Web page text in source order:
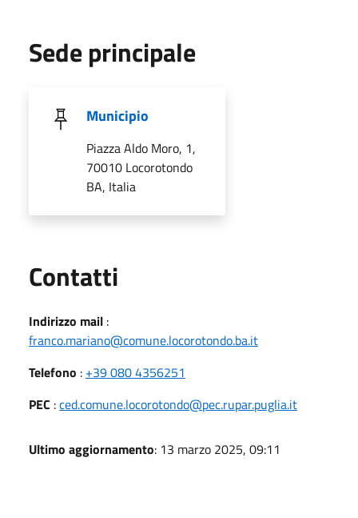
Sede principale
Municipio
Piazza Aldo Moro, 1,
70010 Locorotondo
BA, Italia
Contatti
Indirizzo mail :
franco.mariano@comune.locorotondo.ba.it
Telefono : +39 080 4356251
PEC :ced.comune.locorotondo@pec.rupar.puglia.it
Ultimo aggiornamento: 13 marzo 2025, 09:11